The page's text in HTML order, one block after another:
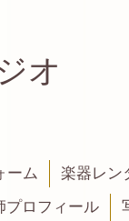
オ
ーム
楽器レン
プロフィール